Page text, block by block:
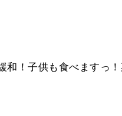
和！子供も食べますっ